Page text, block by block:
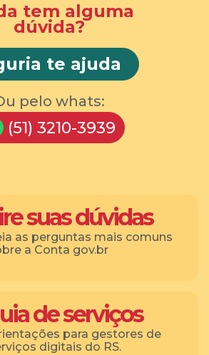
tem alguma
dúvida?
te ajuda
pelo whats:
(51) 3210-3939
suas dúvidas
as perguntas mais comuns
a Conta gov.br
de serviços
para gestores de
digitais do RS.